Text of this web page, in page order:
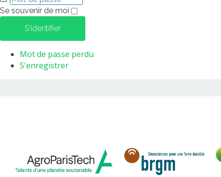
Se souvenir de moi
S'identifier
Mot de passe perdu
S'enregistrer